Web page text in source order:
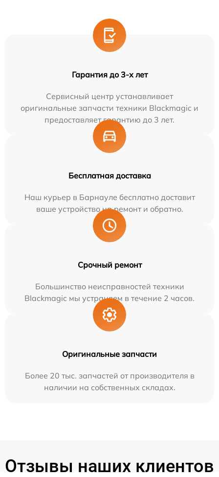
Гарантия до 3-х лет
Сервисный центр устанавливает
оригинальные запчасти техники Blackmagic и
предоставляет гарантию до 3 лет.
Бесплатная доставка
Наш курьер в Барнауле бесплатно доставит
ваше устройство на ремонт и обратно.
Срочный ремонт
Большинство неисправностей техники
Blackmagic мы устраняем в течение 2 часов.
Оригинальные запчасти
Более 20 тыс. запчастей от производителя в
наличии на собственных складах.
Отзывы наших клиентов